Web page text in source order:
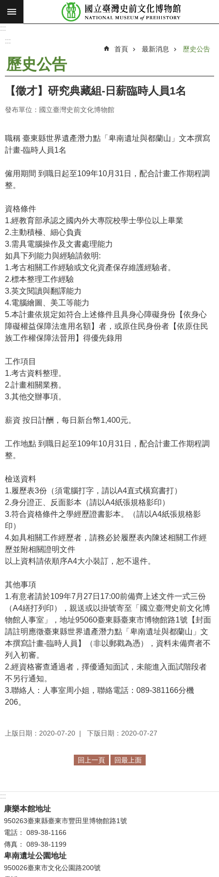
跳到主要內容區塊
搜
願
景
使
命
新
消
參
展
覽
學
習
探
索
認
識
我
們
民
服
務
別
等
專
友
善
措
施
服
務
服
信
箱
網
站
導
覽
R
S
S
站
宣
告
隱
私
權
保
護
:::
:::
首頁 最新消息 歷史公告
歷史公告
【徵才】研究典藏組-日薪臨時人員1名
發布單位：國立臺灣史前文化博物館
職稱 臺東縣世界遺產潛力點「卑南遺址與都蘭山」文本撰寫
計畫-臨時人員1名
僱用期間 到職日起至109年10月31日，配合計畫工作期程調
整。
資格條件
1.經教育部承認之國內外大專院校學士學位以上畢業
2.主動積極、細心負責
3.需具電腦操作及文書處理能力
如具下列能力與經驗請敘明:
1.考古相關工作經驗或文化資產保存維護經驗者。
2.標本整理工作經驗
3.英文閱讀與翻譯能力
4.電腦繪圖、美工等能力
5.本計畫依規定如符合上述條件且具身心障礙身份【依身心
障礙權益保障法進用名額】者，或原住民身份者【依原住民
族工作權保障法晉用】得優先錄用
工作項目
1.考古資料整理。
2.計畫相關業務。
3.其他交辦事項。
薪資 按日計酬，每日新台幣1,400元。
工作地點 到職日起至109年10月31日，配合計畫工作期程調
整。
檢送資料
1.履歷表3份（須電腦打字，請以A4直式橫寫書打）
2.身分證正、反面影本（請以A4紙張規格影印）
3.符合資格條件之學經歷證書影本。（請以A4紙張規格影
印）
4.如具相關工作經歷者，請務必於履歷表內陳述相關工作經
歷並附相關證明文件
以上資料請依順序A4大小裝訂，恕不退件。
其他事項
1.有意者請於109年7月27日17:00前備齊上述文件一式三份
（A4繕打列印），親送或以掛號寄至「國立臺灣史前文化博
物館人事室」，地址95060臺東縣臺東市博物館路1號【封面
請註明應徵臺東縣世界遺產潛力點「卑南遺址與都蘭山」文
本撰寫計畫-臨時人員】（非以郵戳為憑），資料未備齊者不
列入初審。
2.經資格審查通過者，擇優通知面試，未能進入面試階段者
不另行通知。
3.聯絡人：人事室周小姐，聯絡電話：089-381166分機
206。
上版日期：2020-07-20 下版日期：2020-07-27
回上一頁 回最上面
:::
康樂本館地址
950263臺東縣臺東市豐田里博物館路1號
電話： 089-38-1166
傳真： 089-38-1199
卑南遺址公園地址
950026臺東市文化公園路200號